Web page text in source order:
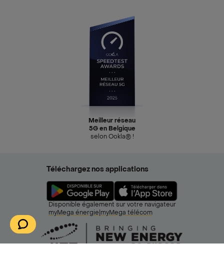
Meilleur réseau
5G en Belgique
selon Ookla® !
Téléchargez nos applications
Disponible également sur votre navigateur
myMega énergie myMega télécom